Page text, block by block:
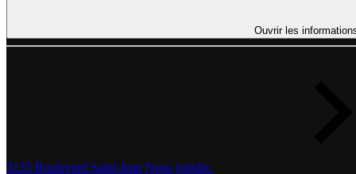
Ouvrir les
3135 Boulevard Saint-Jean Nous joindre